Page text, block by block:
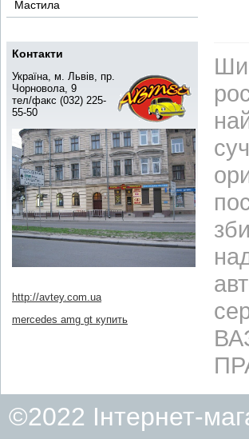
Мастила
Контакти
Україна, м. Львів, пр.
Чорновола, 9
тел/факс (032) 225-
55-50
http://avtey.com.ua
mercedes amg gt купить
©2022 Інтернет-